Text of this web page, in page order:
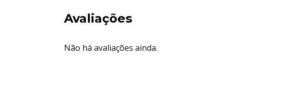
Avaliações
Não há avaliações ainda.